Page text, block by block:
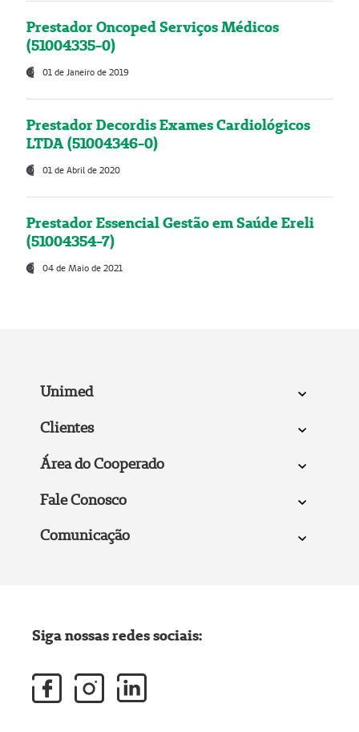
Prestador Oncoped Serviços Médicos
(51004335-0)
01 de Janeiro de 2019
Prestador Decordis Exames Cardiológicos
LTDA (51004346-0)
01 de Abril de 2020
Prestador Essencial Gestão em Saúde Ereli
(51004354-7)
04 de Maio de 2021
Unimed
Clientes
Área do Cooperado
Fale Conosco
Comunicação
Siga nossas redes sociais: